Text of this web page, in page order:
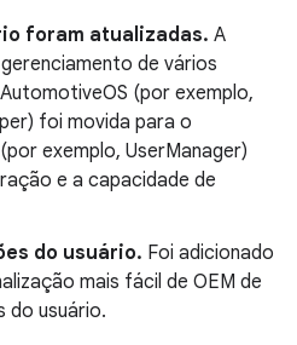
foram atualizadas. A
de vários
(por exemplo,
foi movida para o
exemplo, UserManager)
e a capacidade de
do usuário. Foi adicionado
mais fácil de OEM de
do usuário.